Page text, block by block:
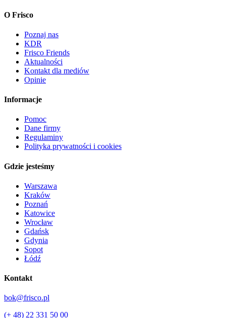
O Frisco
Poznaj nas
KDR
Frisco Friends
Aktualności
Kontakt dla mediów
Opinie
Informacje
Pomoc
Dane firmy
Regulaminy
Polityka prywatności i cookies
Gdzie jesteśmy
Warszawa
Kraków
Poznań
Katowice
Wrocław
Gdańsk
Gdynia
Sopot
Łódź
Kontakt
bok@frisco.pl
(+ 48) 22 331 50 00